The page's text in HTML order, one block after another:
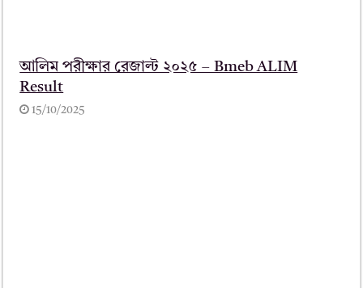
আলিম পরীক্ষার রেজাল্ট ২০২৫ – Bmeb ALIM
Result
15/10/2025